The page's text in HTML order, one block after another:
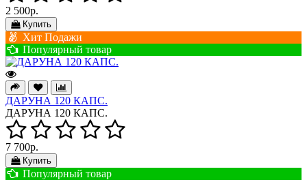
2 500р.
Купить
Хит Подажи
Популярный товар
ДАРУНА 120 КАПС.
ДАРУНА 120 КАПС.
7 700р.
Купить
Популярный товар